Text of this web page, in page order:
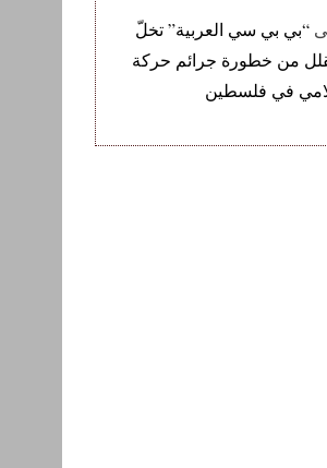
“بي بي سي العربية” تخلّ
من خطورة جرائم حركة
في فلسطين